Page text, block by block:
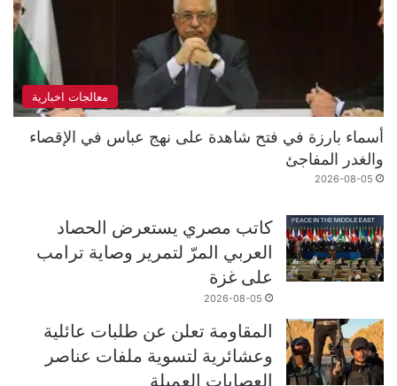
معالجات اخبارية
أسماء بارزة في فتح شاهدة على نهج عباس في الإقصاء
والغدر المفاجئ
2026-08-05
كاتب مصري يستعرض الحصاد
العربي المرّ لتمرير وصاية ترامب
على غزة
2026-08-05
المقاومة تعلن عن طلبات عائلية
وعشائرية لتسوية ملفات عناصر
العصابات العميلة